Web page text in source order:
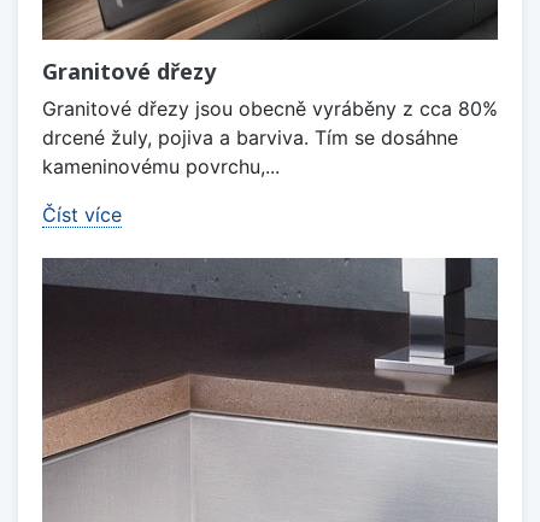
Granitové dřezy
Granitové dřezy jsou obecně vyráběny z cca 80%
drcené žuly, pojiva a barviva. Tím se dosáhne
kameninovému povrchu,...
Číst více